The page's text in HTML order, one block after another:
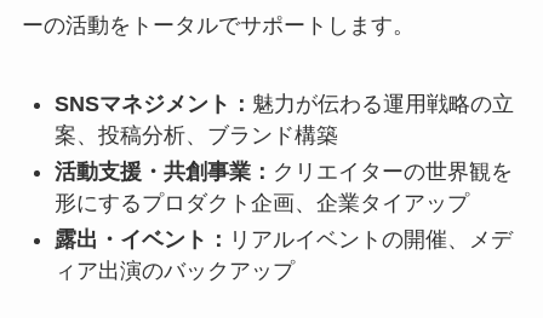
ーの活動をトータルでサポートします。
SNSマネジメント： 魅力が伝わる運用戦略の立
案、投稿分析、ブランド構築
活動支援・共創事業： クリエイターの世界観を
形にするプロダクト企画、企業タイアップ
露出・イベント： リアルイベントの開催、メデ
ィア出演のバックアップ